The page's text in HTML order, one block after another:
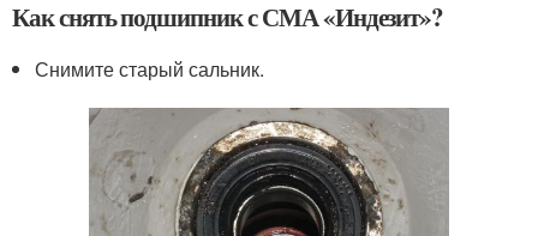
Как снять подшипник с СМА «Индезит»?
Снимите старый сальник.